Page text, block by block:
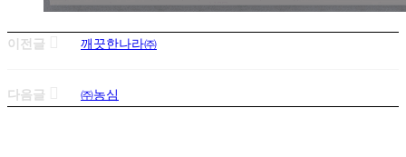
이전글 깨끗한나라㈜
다음글 ㈜농심